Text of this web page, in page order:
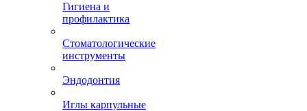
Гигиена и
профилактика
Стоматологические
инструменты
Эндодонтия
Иглы карпульные